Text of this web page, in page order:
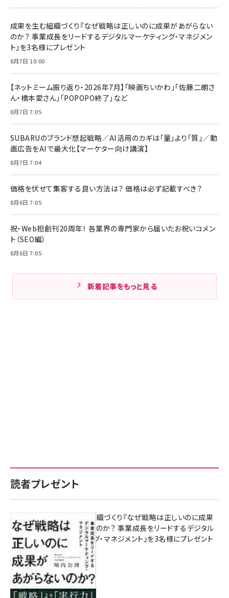
成果を生む組織づくり『なぜ戦略は正しいのに成果があがらない
のか？ 事業成長をリードするデジタルマーケティング・マネジメン
ト』を3名様にプレゼント
8月7日 10:00
【ネットミーム振り返り・2026年7月】「映画ちいかわ」「佐藤二朗さ
ん・橋本愛さん」「POPOPO終了」など
8月7日 7:05
SUBARUのブランド想起戦略／AI活用のカギは「量」より「質」／動
画広告をAIで最大化【マーケター向け講演】
8月7日 7:04
価格を伏せて集客する良い方法は？ 価格は必ず記載すべき？
8月6日 7:05
祝・Web担創刊20周年！ 各業界の専門家から届いたお祝いコメン
ト（SEO編）
8月6日 7:05
新着記事をもっと見る
読者プレゼント
成果を生む組織づくり『なぜ戦略は正しいのに成果
があがらないのか？ 事業成長をリードするデジタル
マーケティング・マネジメント』を3名様にプレゼント
8月7日 10:00